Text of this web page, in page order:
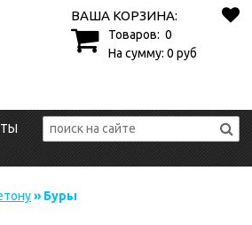
ВАША КОРЗИНА:
Товаров: 0
На сумму: 0 руб
» Буры